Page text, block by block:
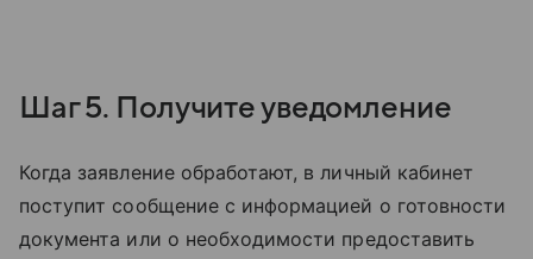
Шаг 5. Получите уведомление
Когда заявление обработают, в личный кабинет
поступит сообщение с информацией о готовности
документа или о необходимости предоставить